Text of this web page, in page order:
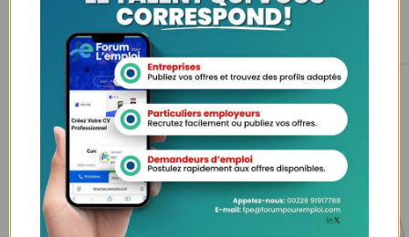
Lome, Togo
fpe@forumpouremploi.com / 0022891917788
Espaces Candidats
Parcourir les Candidats
Tableau de Bord